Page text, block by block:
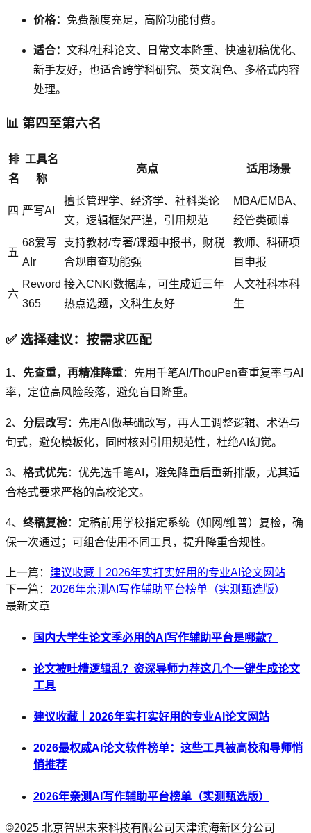
价格： 免费额度充足，高阶功能付费。
适合： 文科/社科论文、日常文本降重、快速初稿优化、
新手友好，也适合跨学科研究、英文润色、多格式内容
处理。
📊 第四至第六名
排
名
工具名
称
亮点 适用场景
四 严写AI
擅长管理学、经济学、社科类论
文，逻辑框架严谨，引用规范
MBA/EMBA、
经管类硕博
五
68爱写
AIr
支持教材/专著/课题申报书，财税
合规审查功能强
教师、科研项
目申报
六
Reword
365
接入CNKI数据库，可生成近三年
热点选题，文科生友好
人文社科本科
生
✅ 选择建议：按需求匹配
1、 先查重，再精准降重：先用千笔AI/ThouPen查重复率与AI
率，定位高风险段落，避免盲目降重。
2、 分层改写：先用AI做基础改写，再人工调整逻辑、术语与
句式，避免模板化，同时核对引用规范性，杜绝AI幻觉。
3、 格式优先：优先选千笔AI，避免降重后重新排版，尤其适
合格式要求严格的高校论文。
4、 终稿复检：定稿前用学校指定系统（知网/维普）复检，确
保一次通过；可组合使用不同工具，提升降重合规性。
上一篇： 建议收藏｜2026年实打实好用的专业AI论文网站
下一篇： 2026年亲测AI写作辅助平台榜单（实测甄选版）
最新文章
国内大学生论文季必用的AI写作辅助平台是哪款？
论文被吐槽逻辑乱？资深导师力荐这几个一键生成论文
工具
建议收藏｜2026年实打实好用的专业AI论文网站
2026最权威AI论文软件榜单：这些工具被高校和导师悄
悄推荐
2026年亲测AI写作辅助平台榜单（实测甄选版）
©2025 北京智思未来科技有限公司天津滨海新区分公司